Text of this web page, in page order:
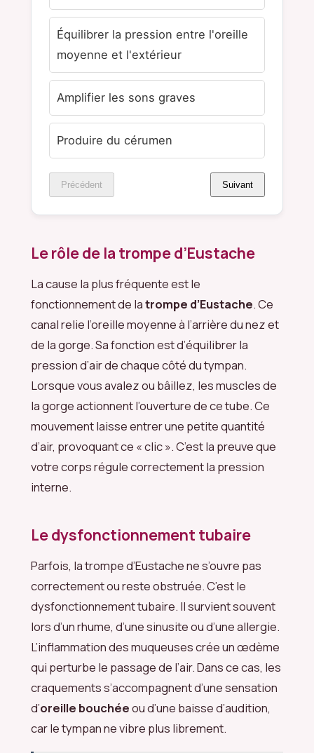
Équilibrer la pression entre l'oreille
moyenne et l'extérieur
Amplifier les sons graves
Produire du cérumen
Précédent Suivant
Le rôle de la trompe d’Eustache
La cause la plus fréquente est le
fonctionnement de latrompe d’Eustache. Ce
canal relie l’oreille moyenne à l’arrière du nez et
de la gorge. Sa fonction est d’équilibrer la
pression d’air de chaque côté du tympan.
Lorsque vous avalez ou bâillez, les muscles de
la gorge actionnent l’ouverture de ce tube. Ce
mouvement laisse entrer une petite quantité
d’air, provoquant ce « clic ». C’est la preuve que
votre corps régule correctement la pression
interne.
Le dysfonctionnement tubaire
Parfois, la trompe d’Eustache ne s’ouvre pas
correctement ou reste obstruée. C’est le
dysfonctionnement tubaire. Il survient souvent
lors d’un rhume, d’une sinusite ou d’une allergie.
L’inflammation des muqueuses crée un œdème
qui perturbe le passage de l’air. Dans ce cas, les
craquements s’accompagnent d’une sensation
d’oreille bouchéeou d’une baisse d’audition,
car le tympan ne vibre plus librement.